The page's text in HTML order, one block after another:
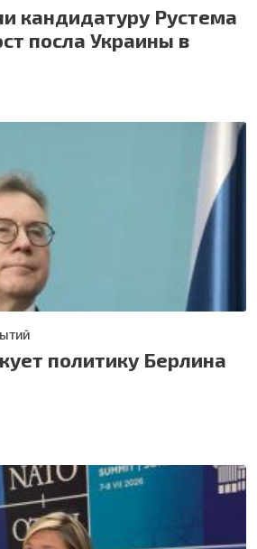
кандидатуру Рустема
посла Украины в
политику Берлина